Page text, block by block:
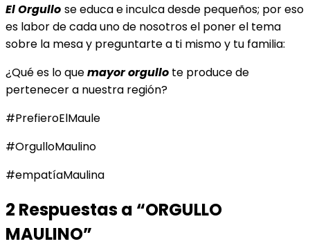
El Orgullo se educa e inculca desde pequeños; por eso
es labor de cada uno de nosotros el poner el tema
sobre la mesa y preguntarte a ti mismo y tu familia:
¿Qué es lo quemayor orgullo te produce de
pertenecer a nuestra región?
#PrefieroElMaule
#OrgulloMaulino
#empatíaMaulina
2 Respuestas a “ORGULLO
MAULINO”